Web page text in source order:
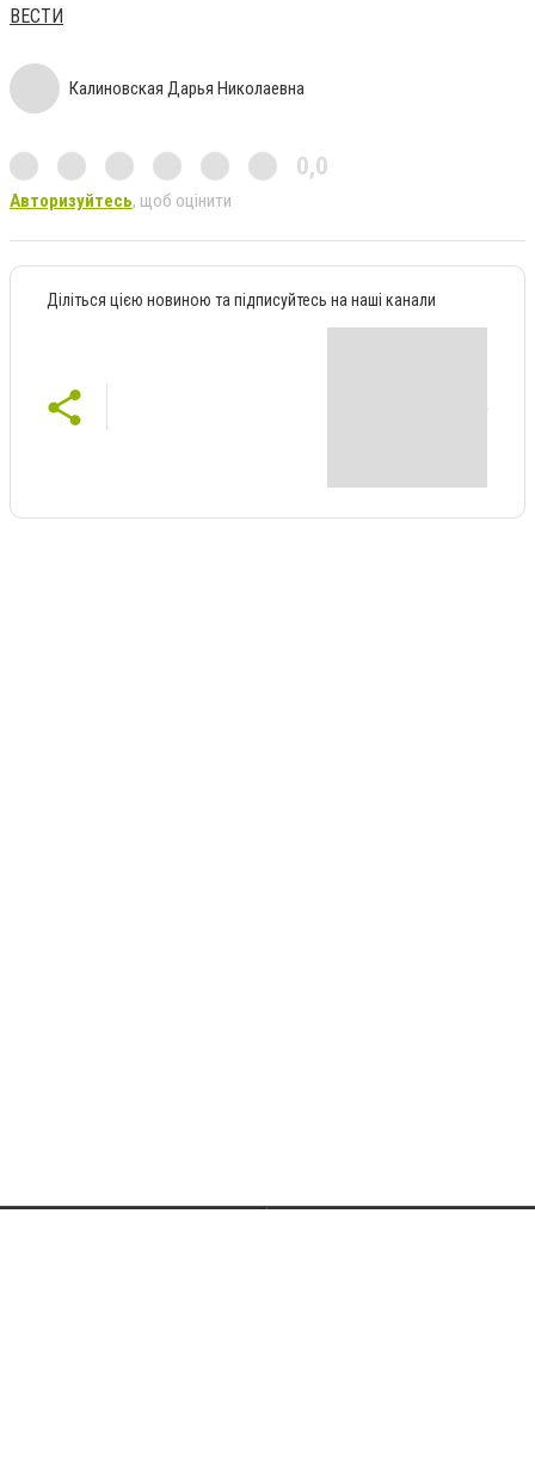
ВЕСТИ
Калиновская Дарья Николаевна
0,0
Авторизуйтесь, щоб оцінити
Діліться цією новиною та підписуйтесь на наші канали